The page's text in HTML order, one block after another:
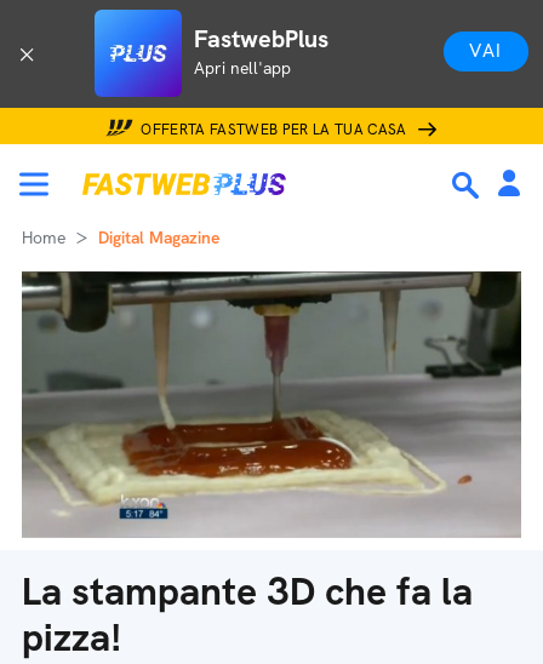
FastwebPlus
Apri nell'app
VAI
OFFERTA FASTWEB PER LA TUA CASA
Home Digital Magazine
La stampante 3D che fa la
pizza!